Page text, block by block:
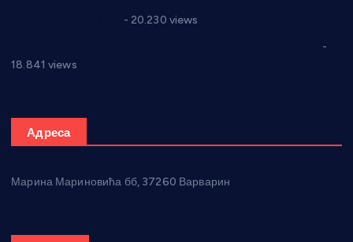
- 20.230 views
-
18.841 views
Адреса
Марина Мариновића бб, 37260 Варварин